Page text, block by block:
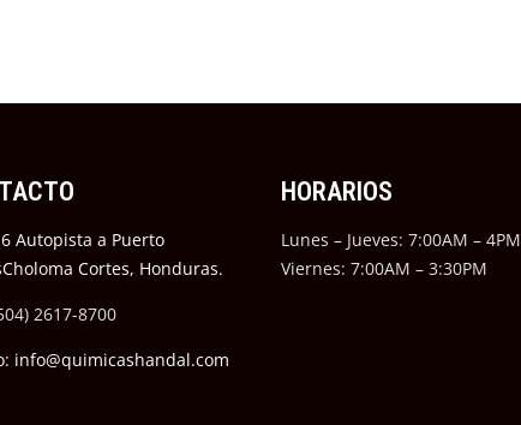
Autopista a Puerto
Cortes, Honduras.
2617-8700
info@quimicashandal.com
HORARIOS
Lunes – Jueves: 7:00AM – 4PM
Viernes: 7:00AM – 3:30PM